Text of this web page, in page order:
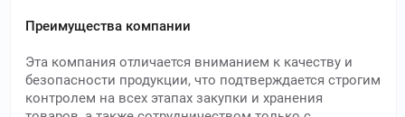
Преимущества компании
Эта компания отличается вниманием к качеству и
безопасности продукции, что подтверждается строгим
контролем на всех этапах закупки и хранения